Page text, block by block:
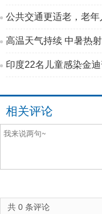
公共交通更适老，老
高温天气持续 中暑热
印度22名儿童感染金
相关评论
共 0 条评论